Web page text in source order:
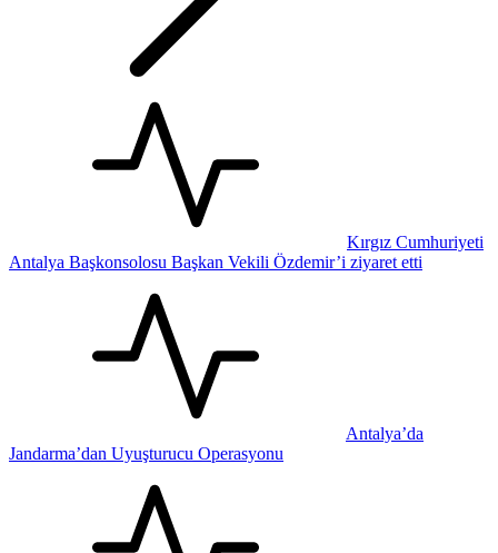
Kırgız Cumhuriyeti
Antalya Başkonsolosu Başkan Vekili Özdemir’i ziyaret etti
Antalya’da
Jandarma’dan Uyuşturucu Operasyonu